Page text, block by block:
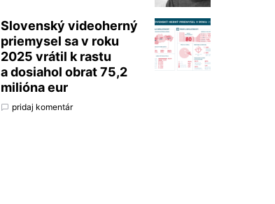
Slovenský videoherný
priemysel sa v roku
2025 vrátil k rastu
a dosiahol obrat 75,2
milióna eur
pridaj komentár